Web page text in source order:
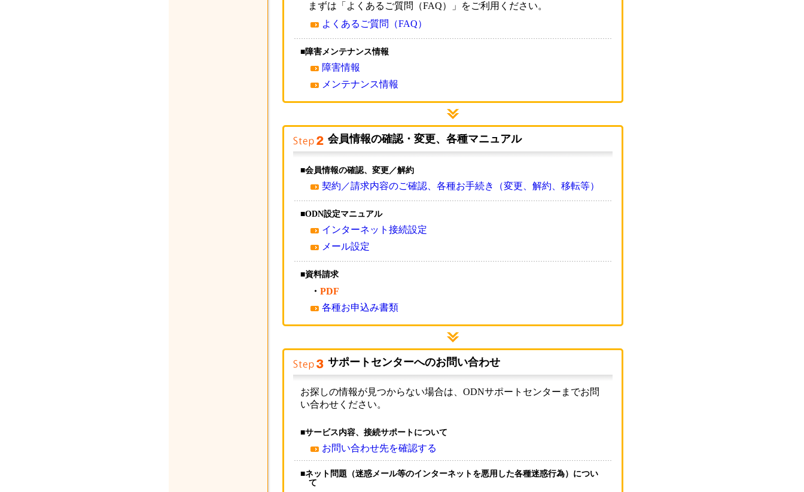
まずは「よくあるご質問（FAQ）」をご利用ください。
よくあるご質問（FAQ）
■障害メンテナンス情報
障害情報
メンテナンス情報
会員情報の確認・変更、各種マニュアル
■会員情報の確認、変更／解約
契約／請求内容のご確認、各種お手続き（変更、解約、移転等）
■ODN設定マニュアル
インターネット接続設定
メール設定
■資料請求
・ PDF
各種お申込み書類
サポートセンターへのお問い合わせ
お探しの情報が見つからない場合は、ODNサポートセンターまでお問
い合わせください。
■サービス内容、接続サポートについて
お問い合わせ先を確認する
■ネット問題（迷惑メール等のインターネットを悪用した各種迷惑行為）につい
て